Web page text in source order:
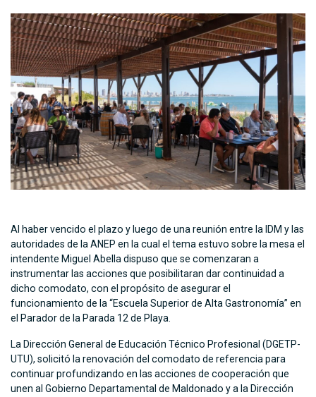
Al haber vencido el plazo y luego de una reunión entre la IDM y las
autoridades de la ANEP en la cual el tema estuvo sobre la mesa el
intendente Miguel Abella dispuso que se comenzaran a
instrumentar las acciones que posibilitaran dar continuidad a
dicho comodato, con el propósito de asegurar el
funcionamiento de la “Escuela Superior de Alta Gastronomía” en
el Parador de la Parada 12 de Playa.
La Dirección General de Educación Técnico Profesional (DGETP-
UTU), solicitó la renovación del comodato de referencia para
continuar profundizando en las acciones de cooperación que
unen al Gobierno Departamental de Maldonado y a la Dirección